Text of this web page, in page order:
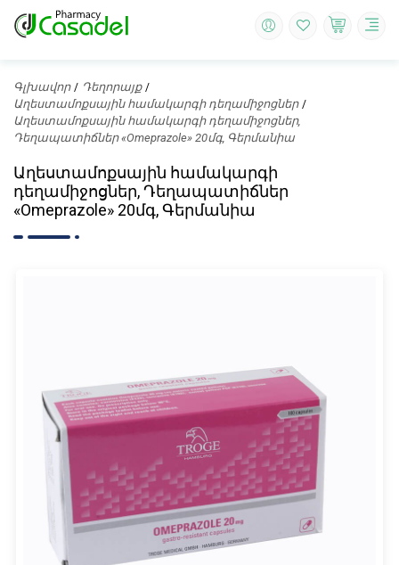
Գլխավոր
Դեղորայք
Աղեստամոքսային համակարգի դեղամիջոցներ
Աղեստամոքսային համակարգի դեղամիջոցներ,
Դեղապատիճներ «Omeprazole» 20մգ, Գերմանիա
Աղեստամոքսային համակարգի
դեղամիջոցներ, Դեղապատիճներ
«Omeprazole» 20մգ, Գերմանիա